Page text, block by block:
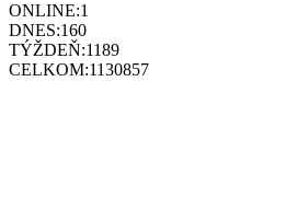
ONLINE:1
DNES:160
TÝŽDEŇ:1189
CELKOM:1130857